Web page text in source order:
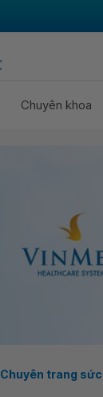
Chuyên khoa
Chuyên trang